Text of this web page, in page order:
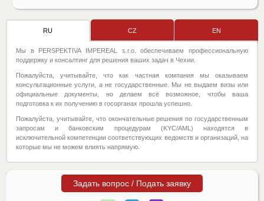
RU CZ EN
Мы в PERSPEKTIVA IMPEREAL s.r.o. обеспечиваем профессиональную
поддержку и консалтинг для решения ваших задач в Чехии.
Пожалуйста, учитывайте, что как частная компания мы оказываем
консультационные услуги, а не государственные. Мы не выдаем визы или
официальные документы, но делаем всё возможное, чтобы ваша
подготовка к их получению в госорганах прошла успешно.
Пожалуйста, учитывайте, что окончательные решения по государственным
запросам и банковским процедурам (KYC/AML) находятся в
исключительной компетенции соответствующих ведомств и организаций, на
которые мы не можем влиять напрямую.
Задать вопрос / Подать заявку